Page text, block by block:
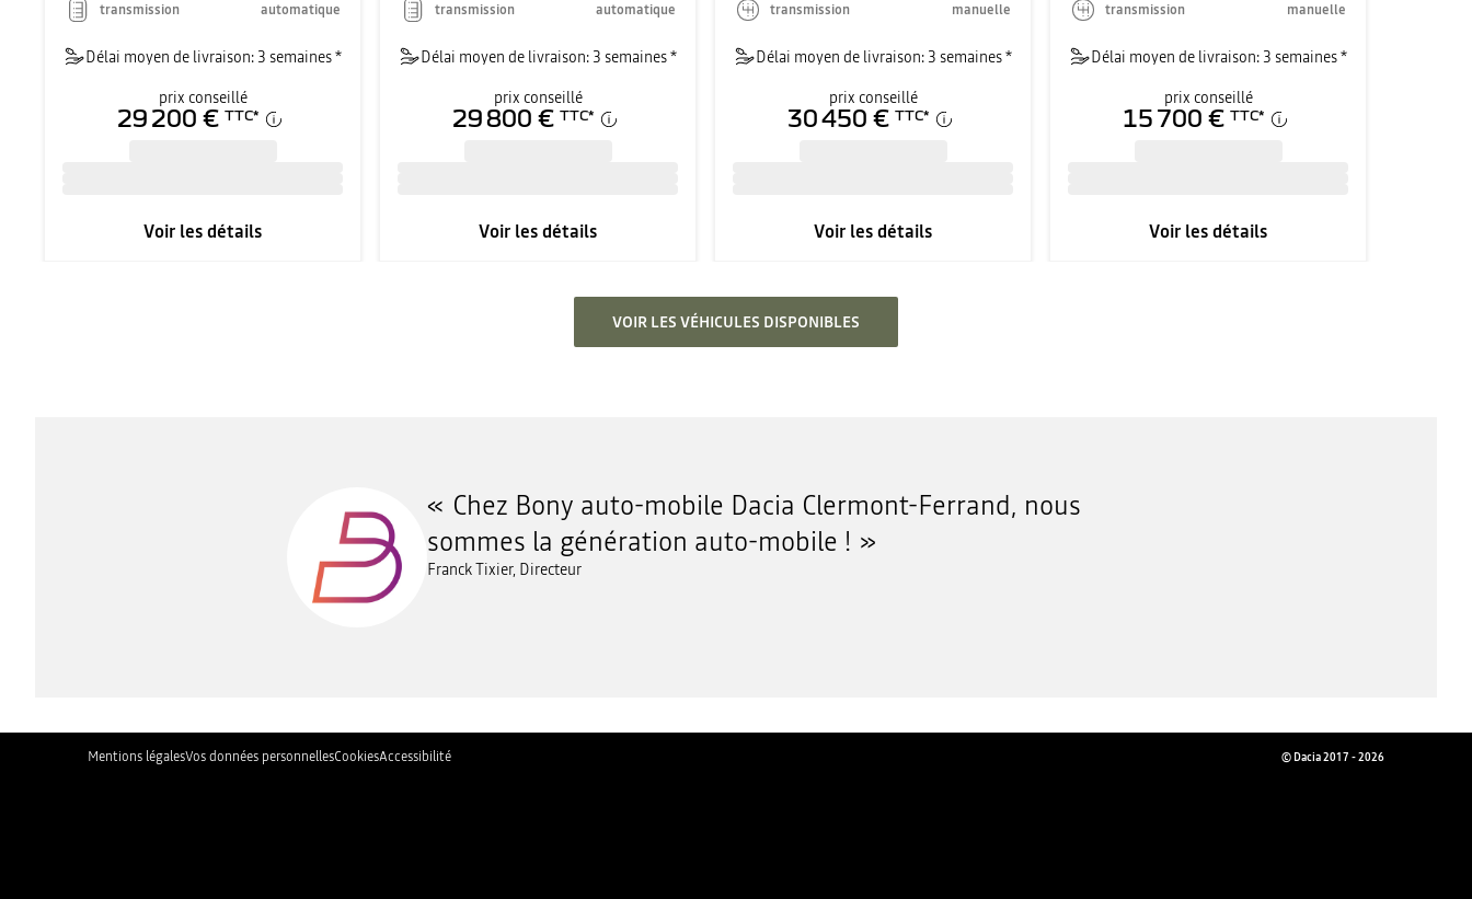
transmission automatique
Délai moyen de livraison: 3 semaines *
prix conseillé
29 200 € TTC*
Voir les détails
transmission automatique
Délai moyen de livraison: 3 semaines *
prix conseillé
29 800 € TTC*
Voir les détails
transmission manuelle
Délai moyen de livraison: 3 semaines *
prix conseillé
30 450 € TTC*
Voir les détails
transmission manuelle
Délai moyen de livraison: 3 semaines *
prix conseillé
15 700 € TTC*
Voir les détails
VOIR LES VÉHICULES DISPONIBLES
Chez Bony auto-mobile Dacia Clermont-Ferrand, nous
sommes la génération auto-mobile !
Franck Tixier, Directeur
Mentions légalesVos données personnellesCookiesAccessibilité © Dacia 2017 - 2026